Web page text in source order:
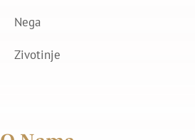
Nega
Zivotinje